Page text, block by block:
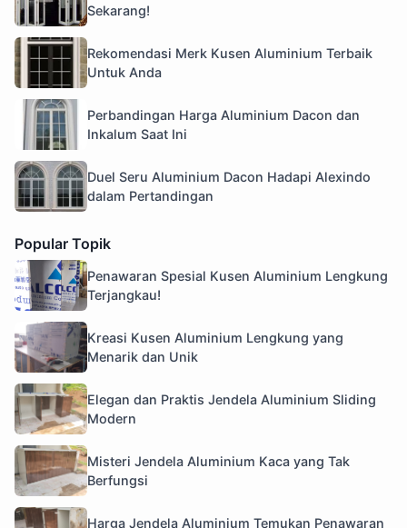
Sekarang!
Rekomendasi Merk Kusen Aluminium Terbaik
Untuk Anda
Perbandingan Harga Aluminium Dacon dan
Inkalum Saat Ini
Duel Seru Aluminium Dacon Hadapi Alexindo
dalam Pertandingan
Popular Topik
Penawaran Spesial Kusen Aluminium Lengkung
Terjangkau!
Kreasi Kusen Aluminium Lengkung yang
Menarik dan Unik
Elegan dan Praktis Jendela Aluminium Sliding
Modern
Misteri Jendela Aluminium Kaca yang Tak
Berfungsi
Harga Jendela Aluminium Temukan Penawaran